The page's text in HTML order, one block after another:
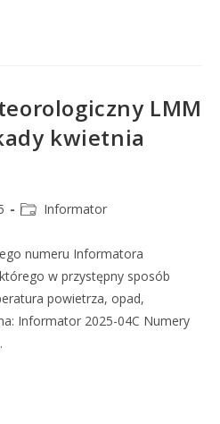
LMM
kwietnia
Informator
numeru Informatora
w przystępny sposób
powietrza, opad,
Informator 2025-04C Numery